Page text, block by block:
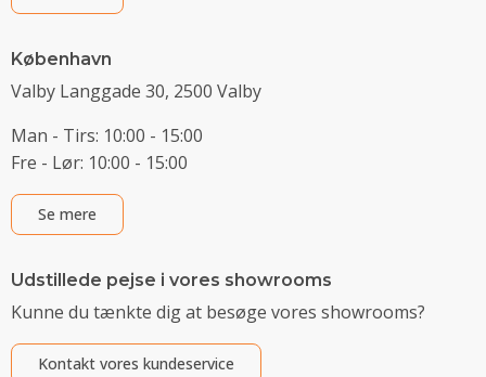
København
Valby Langgade 30, 2500 Valby
Man - Tirs: 10:00 - 15:00
Fre - Lør: 10:00 - 15:00
Se mere
Udstillede pejse i vores showrooms
Kunne du tænkte dig at besøge vores showrooms?
Kontakt vores kundeservice